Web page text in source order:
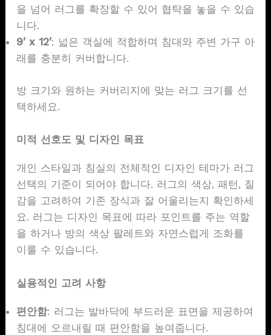
을 넘어 러그를 확장할 수 있어 협탁을 놓을 수 있습
니다.
9′ x 12′: 넓은 객실에 적합하며 침대와 주변 가구 아
래를 충분히 커버합니다.
방 크기와 원하는 커버리지에 맞는 러그 크기를 선
택하세요.
미적 선호도 및 디자인 목표
개인 스타일과 침실의 전체적인 디자인 테마가 러그
선택의 기준이 되어야 합니다. 러그의 색상, 패턴, 질
감을 고려하여 기존 장식과 잘 어울리는지 확인하세
요. 러그는 디자인 목표에 따라 포인트를 주는 역할
을 하거나 방의 색상 팔레트와 자연스럽게 조화를
이룰 수 있습니다.
실용적인 고려 사항
편안함: 러그는 발바닥에 부드러운 표면을 제공하여
침대에 오르내릴 때 편안함을 높여줍니다.